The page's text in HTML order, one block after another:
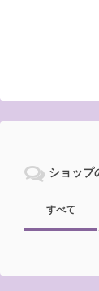
ショップ
すべて